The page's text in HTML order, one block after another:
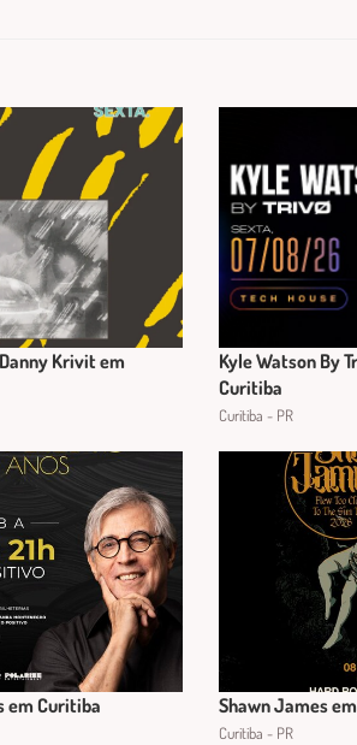
Krivit em
Kyle Watson By
Curitiba
Curitiba - PR
em Curitiba Shawn James
Curitiba - PR